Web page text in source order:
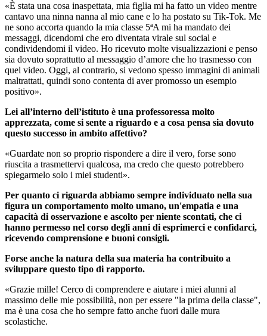
«È stata una cosa inaspettata, mia figlia mi ha fatto un video mentre
cantavo una ninna nanna al mio cane e lo ha postato su Tik-Tok. Me
ne sono accorta quando la mia classe 5ªA mi ha mandato dei
messaggi, dicendomi che ero diventata virale sul social e
condividendomi il video. Ho ricevuto molte visualizzazioni e penso
sia dovuto soprattutto al messaggio d’amore che ho trasmesso con
quel video. Oggi, al contrario, si vedono spesso immagini di animali
maltrattati, quindi sono contenta di aver promosso un esempio
positivo».
Lei all’interno dell’istituto è una professoressa molto
apprezzata, come si sente a riguardo e a cosa pensa sia dovuto
questo successo in ambito affettivo?
«Guardate non so proprio rispondere a dire il vero, forse sono
riuscita a trasmettervi qualcosa, ma credo che questo potrebbero
spiegarmelo solo i miei studenti».
Per quanto ci riguarda abbiamo sempre individuato nella sua
figura un comportamento molto umano, un'empatia e una
capacità di osservazione e ascolto per niente scontati, che ci
hanno permesso nel corso degli anni di esprimerci e confidarci,
ricevendo comprensione e buoni consigli.
Forse anche la natura della sua materia ha contribuito a
sviluppare questo tipo di rapporto.
«Grazie mille! Cerco di comprendere e aiutare i miei alunni al
massimo delle mie possibilità, non per essere "la prima della classe",
ma è una cosa che ho sempre fatto anche fuori dalle mura
scolastiche.